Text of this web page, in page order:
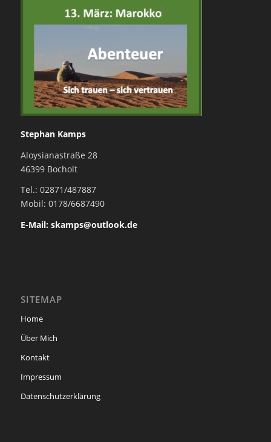
Stephan Kamps
Aloysianastraße 28
46399 Bocholt
Tel.: 02871/487887
Mobil: 0178/6687490
E-Mail: skamps@outlook.de
SITEMAP
Home
Über Mich
Kontakt
Impressum
Datenschutzerklärung